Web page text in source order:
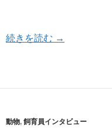
続きを読む 郷土エリア
→
動物, 飼育員インタビュー